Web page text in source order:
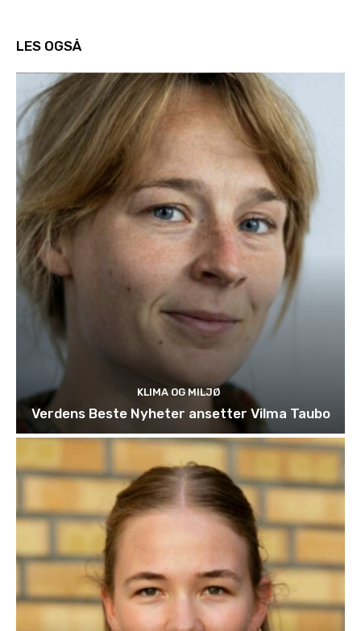
LES OGSÅ
KLIMA OG MILJØ
Verdens Beste Nyheter ansetter Vilma Taubo